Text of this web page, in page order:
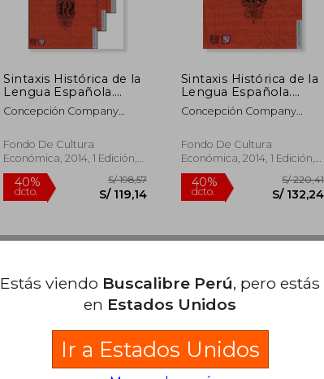
Sintaxis Histórica de la
Lengua Española.
Tercera Parte.
Adverbios,
Conjunciones.
Relaciones
Volumen 3
Concepción Company
Fondo De Cultura
Económica, 2014, 1 Edición,
Tapa Dura, Nuevo
40% S/ 198,57
Sintaxis Histórica de la
Lengua Española.
Tercera Parte.
Volumen 2 (Lengua y
Concepción Company
Fondo De Cultura
Económica, 2014, 1 Edición,
Tapa Dura, Nuevo
Estás viendo Buscalibre Perú, pero estás
en Estados Unidos
Ir a Estados Unidos